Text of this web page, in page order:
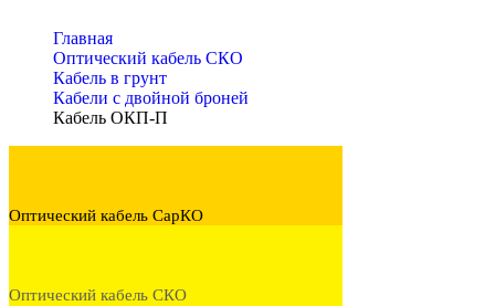
Главная
Оптический кабель СКО
Кабель в грунт
Кабели с двойной броней
Кабель ОКП-П
Оптический кабель СарКО
Оптический кабель СКО